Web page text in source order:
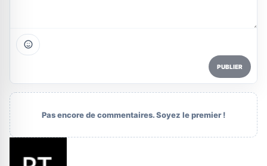
PUBLIER
Pas encore de commentaires. Soyez le premier !